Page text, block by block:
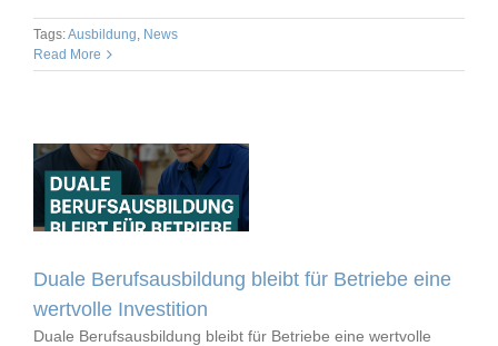
Tags:Ausbildung, News
Read More
Duale Berufsausbildung bleibt für Betriebe eine
wertvolle Investition
Duale Berufsausbildung bleibt für Betriebe eine wertvolle